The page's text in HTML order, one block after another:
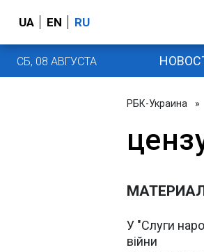
UA EN RU
СБ, 08 АВГУСТА
РБК-Украина »
У "Слуги
війни